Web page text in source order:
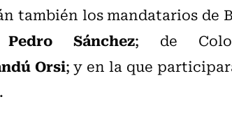
también los mandatarios de
Pedro Sánchez; de
Orsi; y en la que